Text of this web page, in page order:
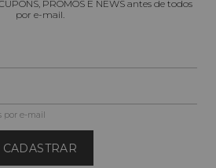
PROMOS E NEWS antes de todos
por e-mail.
CADASTRAR
por e-mail